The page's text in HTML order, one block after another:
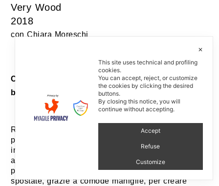
Very Wood
2018
con Chiara Moreschi
Collezione di panche e sgabelli / Collection of
benches and stools
Rodeo è una collezione di panche e sgabelli che
promuove un approccio alla seduta libero e
informale. È pensata per gli spazi di attesa e per gli
ambienti ibridi di passaggio. Le panche sono
piccole e leggere, possono essere facilmente
spostate, grazie a comode maniglie, per creare
✕
This site uses technical and profiling
cookies.
You can accept, reject, or customize
the cookies by clicking the desired
buttons.
By closing this notice, you will
continue without accepting.
Accept
Refuse
Customize